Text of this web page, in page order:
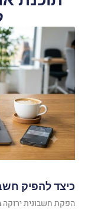
כיצד להפיק
הפקת חשבונית